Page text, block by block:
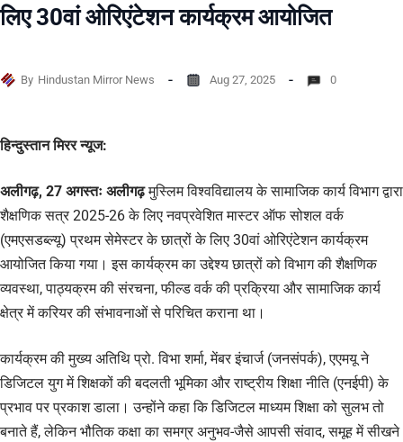
लिए 30वां ओरिएंटेशन कार्यक्रम आयोजित
By Hindustan Mirror News Aug 27, 2025 0
हिन्दुस्तान मिरर न्यूज:
अलीगढ़, 27 अगस्तः अलीगढ़मुस्लिम विश्वविद्यालय के सामाजिक कार्य विभाग द्वारा
शैक्षणिक सत्र 2025-26 के लिए नवप्रवेशित मास्टर ऑफ सोशल वर्क
(एमएसडब्ल्यू) प्रथम सेमेस्टर के छात्रों के लिए 30वां ओरिएंटेशन कार्यक्रम
आयोजित किया गया। इस कार्यक्रम का उद्देश्य छात्रों को विभाग की शैक्षणिक
व्यवस्था, पाठ्यक्रम की संरचना, फील्ड वर्क की प्रक्रिया और सामाजिक कार्य
क्षेत्र में करियर की संभावनाओं से परिचित कराना था।
कार्यक्रम की मुख्य अतिथि प्रो. विभा शर्मा, मेंबर इंचार्ज (जनसंपर्क), एएमयू ने
डिजिटल युग में शिक्षकों की बदलती भूमिका और राष्ट्रीय शिक्षा नीति (एनईपी) के
प्रभाव पर प्रकाश डाला। उन्होंने कहा कि डिजिटल माध्यम शिक्षा को सुलभ तो
बनाते हैं, लेकिन भौतिक कक्षा का समग्र अनुभव-जैसे आपसी संवाद, समूह में सीखने